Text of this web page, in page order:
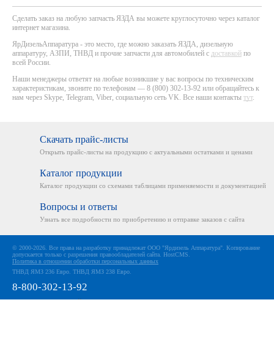
Сделать заказ на любую запчасть ЯЗДА вы можете круглосуточно через каталог
интернет магазина.
ЯрДизельАппаратура - это место, где можно заказать ЯЗДА, дизельную
аппаратуру, АЗПИ, ТНВД и прочие запчасти для автомобилей с доставкой по
всей России.
Наши менеджеры ответят на любые возникшие у вас вопросы по техническим
характеристикам, звоните по телефонам — 8 (800) 302-13-92 или обращайтесь к
нам через Skype, Telegram, Viber, социальную сеть VK. Все наши контакты тут.
Скачать прайс-листы
Открыть прайс-листы на продукцию с актуальными остатками и ценами
Каталог продукции
Каталог продукции со схемами таблицами применяемости и документацией
Вопросы и ответы
Узнать все подробности по приобретению и отправке заказов с сайта
© 2000-2026. Все права на разработку принадлежат ООО "Ярдизель Аппаратура". Копирование
допускается только с разрешения правообладателей сайта. HostCMS
Политика в отношении обработки персональных данных
ТНВД ЯМЗ 236 Евро ТНВД ЯМЗ 238 Евро
8-800-302-13-92